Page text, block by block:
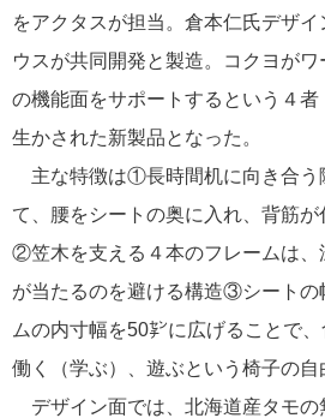
をアクタスが担当。倉本仁氏デザ
ウスが共同開発と製造。コクヨが
の機能面をサポートするという４
生かされた新製品となった。
主な特徴は①長時間机に向き合う
て、腰をシートの奥に入れ、背筋が
②笠木を支える４本のフレームは、
が当たるのを避ける構造③シートの
ムの内寸幅を50㌢に広げることで、
働く（学ぶ）、遊ぶという椅子の自
デザイン面では、北海道産タモの